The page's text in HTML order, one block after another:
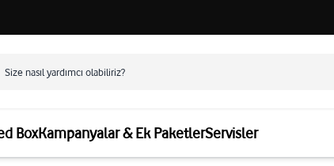
BoxKampanyalar & Ek PaketlerServisler